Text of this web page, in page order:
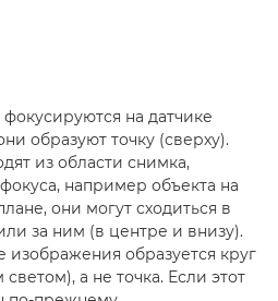
на датчике
образуют точку (сверху).
из области снимка,
например объекта на
они могут сходиться в
за ним (в центре и внизу).
изображения образуется круг
а не точка. Если этот